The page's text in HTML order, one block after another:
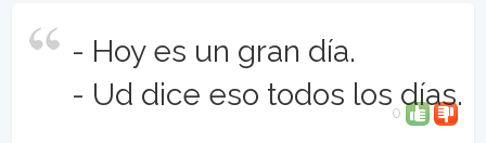
- Hoy es un gran día.
- Ud dice eso todos los días.
0